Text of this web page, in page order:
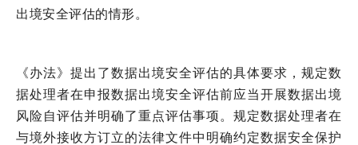
出境安全评估的情形。
《办法》提出了数据出境安全评估的具体要求，规定数
据处理者在申报数据出境安全评估前应当开展数据出境
风险自评估并明确了重点评估事项。规定数据处理者在
与境外接收方订立的法律文件中明确约定数据安全保护